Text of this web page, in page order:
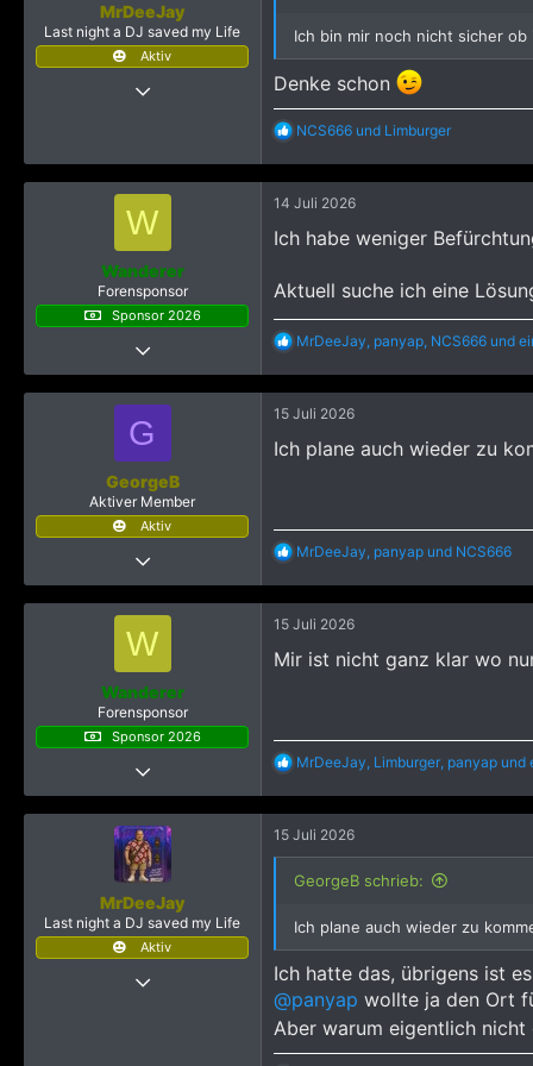
MrDeeJay
Last night a DJ saved my Life
Aktiv
Frankfurt am Main
Ich bin mir noch nicht sicher
Denke schon
R
a
k
t
o
e
n
:
NCS666 und Limburger
W
Wanderer
Forensponsor
Sponsor 2026
4 November 2019
497
14 Juli 2026
Ich habe weniger
Aktuell suche ich eine
R
a
k
t
o
:
MrDeeJay, panyap, NCS666 und
G
GeorgeB
Aktiver Member
Aktiv
1 September 2023
141
15 Juli 2026
Ich plane auch wieder zu
R
a
k
t
o
:
MrDeeJay, panyap und NCS666
W
Wanderer
Forensponsor
Sponsor 2026
4 November 2019
497
15 Juli 2026
Mir ist nicht ganz klar wo
R
a
k
t
i
o
n
:
MrDeeJay, Limburger, panyap und
MrDeeJay
Last night a DJ saved my Life
Aktiv
15 Juli 2026
GeorgeB schrieb:
Ich plane auch wieder zu
Ich hatte das, übrigens ist
@panyap wollte ja den Ort
Aber warum eigentlich